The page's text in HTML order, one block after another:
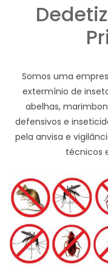
Somos uma
extermínio de
abelhas,
defensivos e
pela anvisa e
técnicos